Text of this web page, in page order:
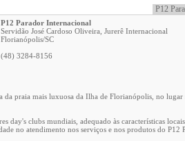
P12
P12 Parador Internacional
Servidão José Cardoso Oliveira, Jurerê Internacional
Florianópolis/SC
(48) 3284-8156
da praia mais luxuosa da Ilha de Florianópolis, no lugar
day's clubs mundiais, adequado às características
no atendimento nos serviços e nos produtos do P12